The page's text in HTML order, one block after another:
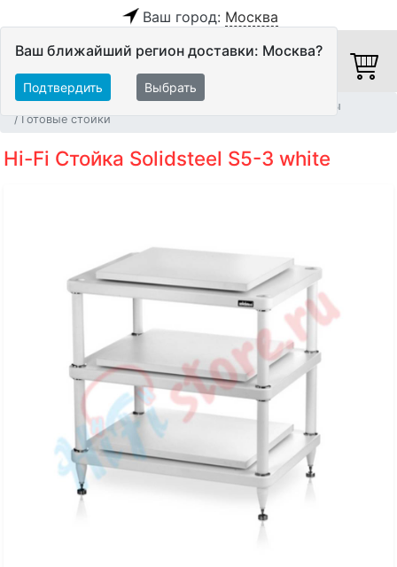
Ваш город: Москва
Ваш ближайший регион доставки: Москва?
Подтвердить Выбрать
Мебель для Hi-Fi аппаратуры
Готовые стойки
Hi-Fi Стойка Solidsteel S5-3 white